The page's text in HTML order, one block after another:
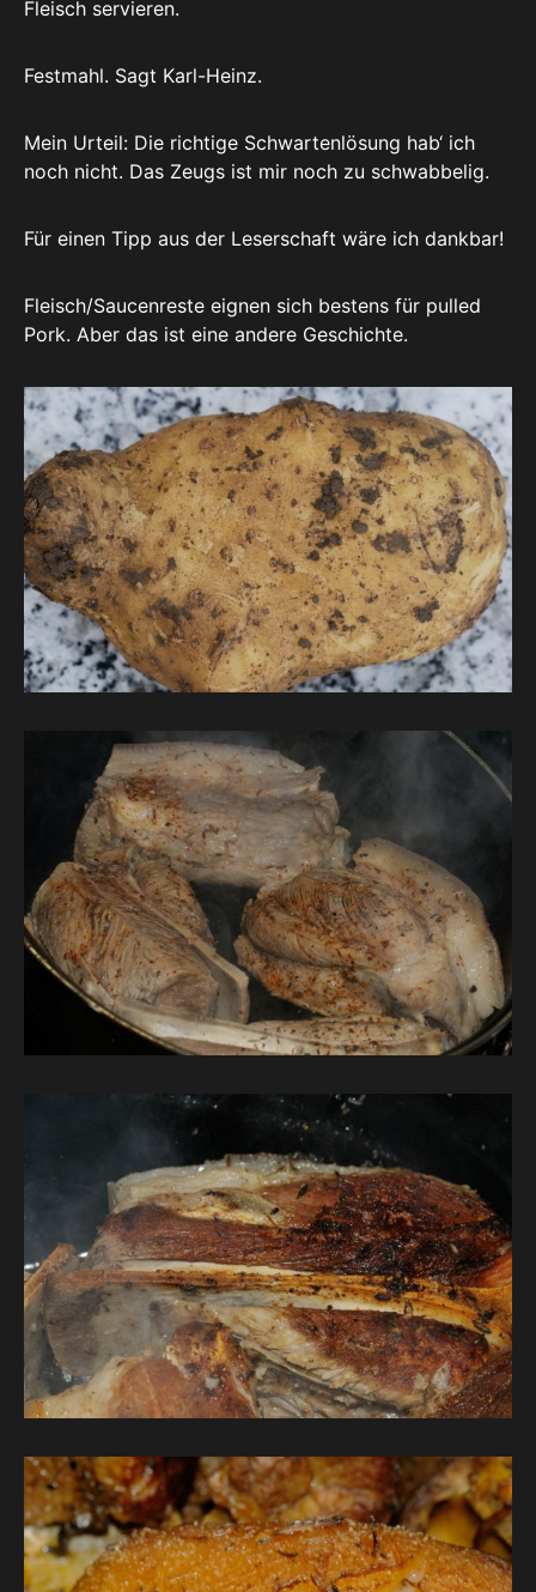
Fleisch servieren.
Festmahl. Sagt Karl-Heinz.
Mein Urteil: Die richtige Schwartenlösung hab‘ ich
noch nicht. Das Zeugs ist mir noch zu schwabbelig.
Für einen Tipp aus der Leserschaft wäre ich dankbar!
Fleisch/Saucenreste eignen sich bestens für pulled
Pork. Aber das ist eine andere Geschichte.